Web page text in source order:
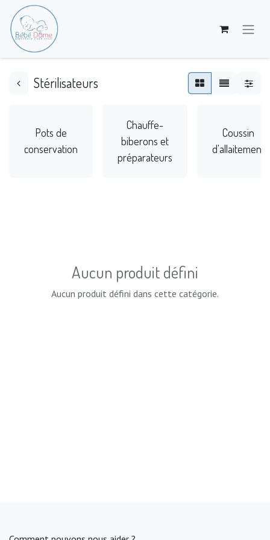
Stérilisateurs
Pots de
conservation
Chauffe-
biberons et
préparateurs
Coussin
d'allaitement
Aucun produit défini
Aucun produit défini dans cette catégorie.